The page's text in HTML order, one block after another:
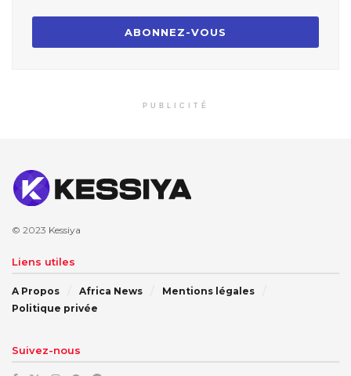
PUBLICITÉ
© 2023 Kessiya
Liens utiles
A Propos Africa News
Mentions légales
Politique privée
Suivez-nous